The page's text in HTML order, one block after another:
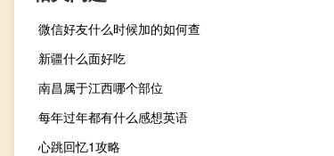
微信好友什么时候加的如何查
新疆什么面好吃
南昌属于江西哪个部位
每年过年都有什么感想英语
心跳回忆1攻略